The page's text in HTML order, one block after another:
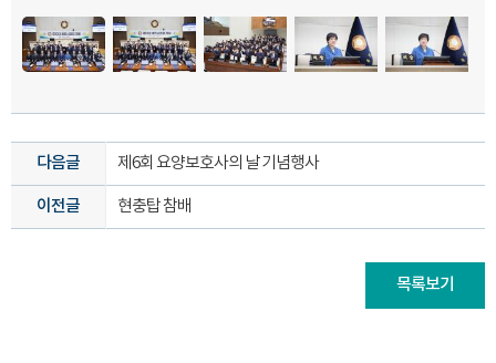
다음글 제6회 요양보호사의 날 기념행사
이전글 현충탑 참배
목록보기